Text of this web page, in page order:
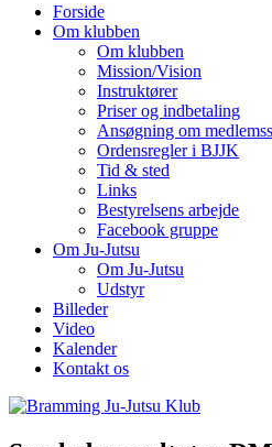
Forside
Om klubben
Om klubben
Mission/Vision
Instruktører
Priser og indbetaling
Ansøgning om
Ordensregler i BJJK
Tid & sted
Links
Bestyrelsens arbejde
Facebook gruppe
Om Ju-Jutsu
Om Ju-Jutsu
Udstyr
Billeder
Video
Kalender
Kontakt os